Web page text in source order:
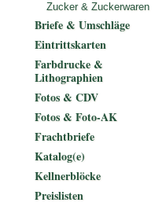
Zucker & Zuckerwaren
Briefe & Umschläge
Eintrittskarten
Farbdrucke &
Lithographien
Fotos & CDV
Fotos & Foto-AK
Frachtbriefe
Katalog(e)
Kellnerblöcke
Preislisten